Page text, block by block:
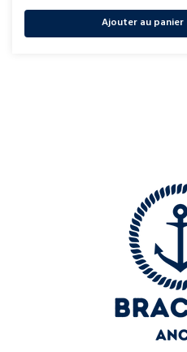
Ajouter au panier